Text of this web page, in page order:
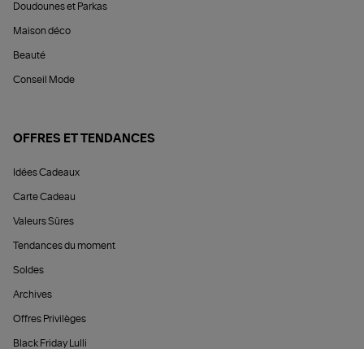
Doudounes et Parkas
Maison déco
Beauté
Conseil Mode
OFFRES ET TENDANCES
Idées Cadeaux
Carte Cadeau
Valeurs Sûres
Tendances du moment
Soldes
Archives
Offres Privilèges
Black Friday Lulli